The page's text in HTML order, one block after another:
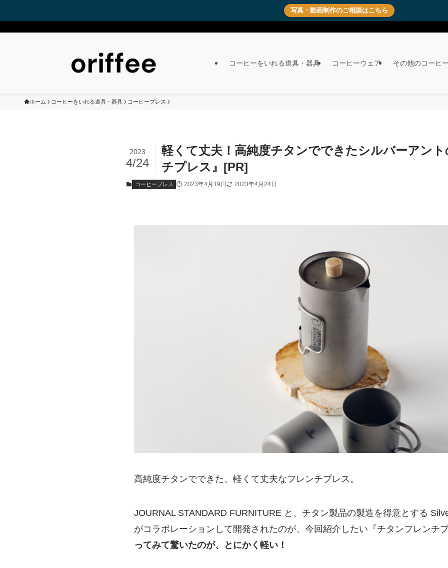
写真・動画制作のご相談はこちら
コーヒーをいれる道具・器具 コーヒーウェア その他のコーヒ
ホーム コーヒーをいれる道具・器具 コーヒープレス
軽くて丈夫！高純度チタンでできたシルバーアン
チプレス』[PR]
2023
4/24
コーヒープレス 2023年4月19日 2023年4月24日
高純度チタンでできた、軽くて丈夫なフレンチプレス。
JOURNAL STANDARD FURNITURE と、チタン製品の製造を得意とする
がコラボレーションして開発されたのが、今回紹介したい『チタンフレンチ
ってみて驚いたのが、とにかく軽い！